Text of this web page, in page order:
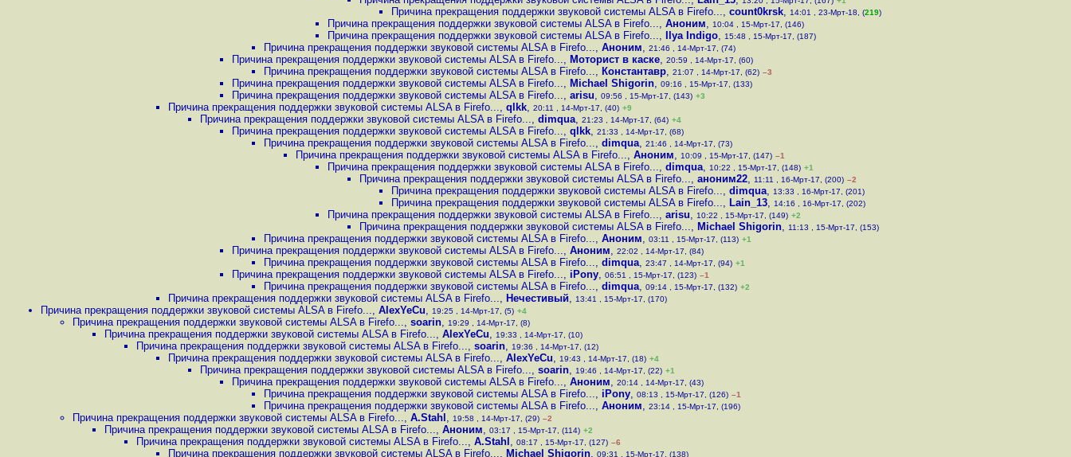
Причина прекращения поддержки звуковой системы ALSA в Firefo..., count0krsk, 14:01 , 23-Мрт-18, (219)
Причина прекращения поддержки звуковой системы ALSA в Firefo..., Аноним, 10:04 , 15-Мрт-17, (146)
Причина прекращения поддержки звуковой системы ALSA в Firefo..., Ilya Indigo, 15:48 , 15-Мрт-17, (187)
Причина прекращения поддержки звуковой системы ALSA в Firefo..., Аноним, 21:46 , 14-Мрт-17, (74)
Причина прекращения поддержки звуковой системы ALSA в Firefo..., Моторист в каске, 20:59 , 14-Мрт-17, (60)
Причина прекращения поддержки звуковой системы ALSA в Firefo..., Константавр, 21:07 , 14-Мрт-17, (62) –3
Причина прекращения поддержки звуковой системы ALSA в Firefo..., Michael Shigorin, 09:16 , 15-Мрт-17, (133)
Причина прекращения поддержки звуковой системы ALSA в Firefo..., arisu, 09:56 , 15-Мрт-17, (143) +3
Причина прекращения поддержки звуковой системы ALSA в Firefo..., qlkk, 20:11 , 14-Мрт-17, (40) +9
Причина прекращения поддержки звуковой системы ALSA в Firefo..., dimqua, 21:23 , 14-Мрт-17, (64) +4
Причина прекращения поддержки звуковой системы ALSA в Firefo..., qlkk, 21:33 , 14-Мрт-17, (68)
Причина прекращения поддержки звуковой системы ALSA в Firefo..., dimqua, 21:46 , 14-Мрт-17, (73)
Причина прекращения поддержки звуковой системы ALSA в Firefo..., Аноним, 10:09 , 15-Мрт-17, (147) –1
Причина прекращения поддержки звуковой системы ALSA в Firefo..., dimqua, 10:22 , 15-Мрт-17, (148) +1
Причина прекращения поддержки звуковой системы ALSA в Firefo..., аноним22, 11:11 , 16-Мрт-17, (200) –2
Причина прекращения поддержки звуковой системы ALSA в Firefo..., dimqua, 13:33 , 16-Мрт-17, (201)
Причина прекращения поддержки звуковой системы ALSA в Firefo..., Lain_13, 14:16 , 16-Мрт-17, (202)
Причина прекращения поддержки звуковой системы ALSA в Firefo..., arisu, 10:22 , 15-Мрт-17, (149) +2
Причина прекращения поддержки звуковой системы ALSA в Firefo..., Michael Shigorin, 11:13 , 15-Мрт-17, (153)
Причина прекращения поддержки звуковой системы ALSA в Firefo..., Аноним, 03:11 , 15-Мрт-17, (113) +1
Причина прекращения поддержки звуковой системы ALSA в Firefo..., Аноним, 22:02 , 14-Мрт-17, (84)
Причина прекращения поддержки звуковой системы ALSA в Firefo..., dimqua, 23:47 , 14-Мрт-17, (94) +1
Причина прекращения поддержки звуковой системы ALSA в Firefo..., iPony, 06:51 , 15-Мрт-17, (123) –1
Причина прекращения поддержки звуковой системы ALSA в Firefo..., dimqua, 09:14 , 15-Мрт-17, (132) +2
Причина прекращения поддержки звуковой системы ALSA в Firefo..., Нечестивый, 13:41 , 15-Мрт-17, (170)
Причина прекращения поддержки звуковой системы ALSA в Firefo..., AlexYeCu, 19:25 , 14-Мрт-17, (5) +4
Причина прекращения поддержки звуковой системы ALSA в Firefo..., soarin, 19:29 , 14-Мрт-17, (8)
Причина прекращения поддержки звуковой системы ALSA в Firefo..., AlexYeCu, 19:33 , 14-Мрт-17, (10)
Причина прекращения поддержки звуковой системы ALSA в Firefo..., soarin, 19:36 , 14-Мрт-17, (12)
Причина прекращения поддержки звуковой системы ALSA в Firefo..., AlexYeCu, 19:43 , 14-Мрт-17, (18) +4
Причина прекращения поддержки звуковой системы ALSA в Firefo..., soarin, 19:46 , 14-Мрт-17, (22) +1
Причина прекращения поддержки звуковой системы ALSA в Firefo..., Аноним, 20:14 , 14-Мрт-17, (43)
Причина прекращения поддержки звуковой системы ALSA в Firefo..., iPony, 08:13 , 15-Мрт-17, (126) –1
Причина прекращения поддержки звуковой системы ALSA в Firefo..., Аноним, 23:14 , 15-Мрт-17, (196)
Причина прекращения поддержки звуковой системы ALSA в Firefo..., A.Stahl , 19:58 , 14-Мрт-17, (29) –2
Причина прекращения поддержки звуковой системы ALSA в Firefo..., Аноним, 03:17 , 15-Мрт-17, (114) +2
Причина прекращения поддержки звуковой системы ALSA в Firefo..., A.Stahl , 08:17 , 15-Мрт-17, (127) –6
Причина прекращения поддержки звуковой системы ALSA в Firefo..., Michael Shigorin, 09:31 , 15-Мрт-17, (138)